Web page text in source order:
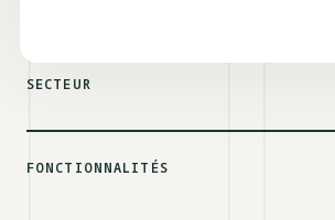
SECTEUR
FONCTIONNALITÉS